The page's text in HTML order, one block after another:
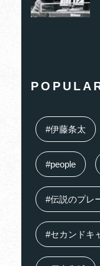
#伊藤条太
#people
#伝説のプレ
#セカンドキ